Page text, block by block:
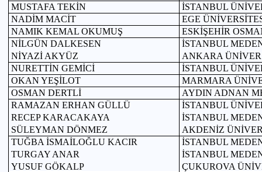
MUSTAFA TEKİN
İSTANBUL
NADİM MACİT
EGE
NAMIK KEMAL OKUMUŞ
ESKİŞEHİR
NİLGÜN DALKESEN
İSTANBUL
NİYAZİ AKYÜZ
ANKARA
NURETTİN GEMİCİ
İSTANBUL
OKAN YEŞİLOT
MARMARA
OSMAN DERTLİ
AYDIN ADNAN
RAMAZAN ERHAN GÜLLÜ
İSTANBUL
RECEP KARACAKAYA
İSTANBUL
SÜLEYMAN DÖNMEZ
AKDENİZ
TUĞBA İSMAİLOĞLU KACIR
İSTANBUL
TURGAY ANAR
İSTANBUL
YUSUF GÖKALP
ÇUKUROVA